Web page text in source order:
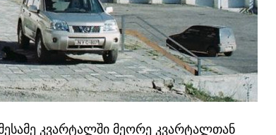
კვარტალში მეორე კვარტალთან